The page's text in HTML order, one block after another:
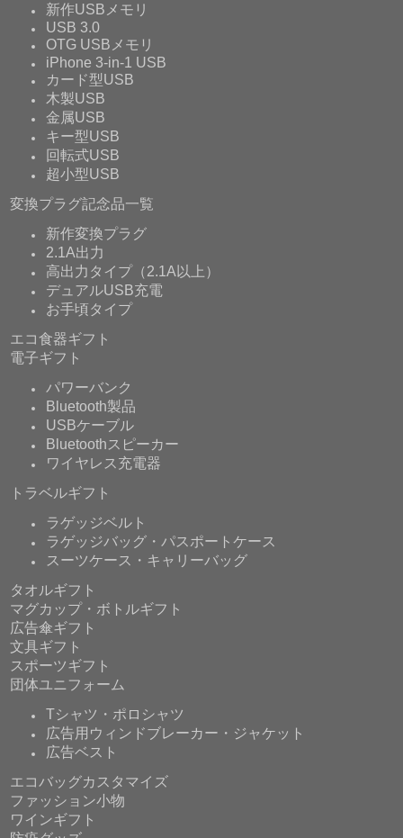
新作USBメモリ
USB 3.0
OTG USBメモリ
iPhone 3-in-1 USB
カード型USB
木製USB
金属USB
キー型USB
回転式USB
超小型USB
変換プラグ記念品一覧
新作変換プラグ
2.1A出力
高出力タイプ（2.1A以上）
デュアルUSB充電
お手頃タイプ
エコ食器ギフト
電子ギフト
パワーバンク
Bluetooth製品
USBケーブル
Bluetoothスピーカー
ワイヤレス充電器
トラベルギフト
ラゲッジベルト
ラゲッジバッグ・パスポートケース
スーツケース・キャリーバッグ
タオルギフト
マグカップ・ボトルギフト
広告傘ギフト
文具ギフト
スポーツギフト
団体ユニフォーム
Tシャツ・ポロシャツ
広告用ウィンドブレーカー・ジャケット
広告ベスト
エコバッグカスタマイズ
ファッション小物
ワインギフト